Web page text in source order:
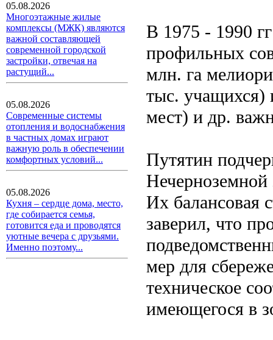
05.08.2026
Многоэтажные жилые
комплексы (МЖК) являются
важной составляющей
современной городской
застройки, отвечая на
растущий...
05.08.2026
Современные системы
отопления и водоснабжения
в частных домах играют
важную роль в обеспечении
комфортных условий...
05.08.2026
Кухня – сердце дома, место,
где собирается семья,
готовится еда и проводятся
уютные вечера с друзьями.
Именно поэтому...
В 1975 - 1990
профильных
млн. га
тыс. учащихся)
мест) и др.
Путятин
Их балансовая
заверил, что
мер для
техническое
имеющегося в